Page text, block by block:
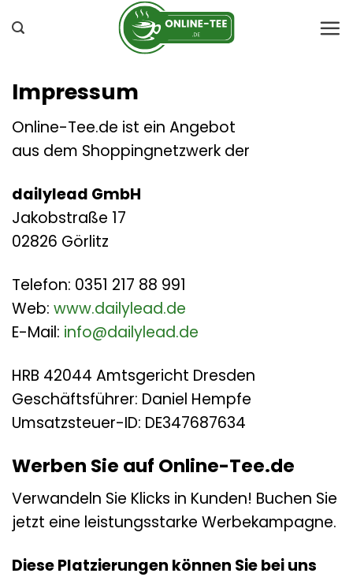
Inhalt
Impressum
Online-Tee.de ist ein Angebot
aus dem Shoppingnetzwerk der
dailylead GmbH
Jakobstraße 17
02826 Görlitz
Telefon: 0351 217 88 991
Web: www.dailylead.de
E-Mail: info@dailylead.de
HRB 42044 Amtsgericht Dresden
Geschäftsführer: Daniel Hempfe
Umsatzsteuer-ID: DE347687634
Werben Sie auf Online-Tee.de
Verwandeln Sie Klicks in Kunden! Buchen Sie
jetzt eine leistungsstarke Werbekampagne.
Diese Platzierungen können Sie bei uns